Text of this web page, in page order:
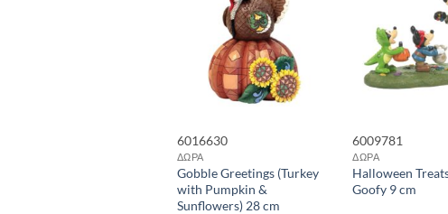
6016630
ΔΩΡΑ
Gobble Greetings (Turkey
with Pumpkin &
Sunflowers) 28 cm
6009781
ΔΩΡΑ
Halloween
Goofy 9 cm